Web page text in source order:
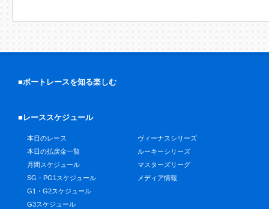
■ボートレースを知る楽しむ
■レーススケジュール
本日のレース
本日の払戻金一覧
月間スケジュール
SG・PG1スケジュール
G1・G2スケジュール
G3スケジュール
ヴィーナスシリーズ
ルーキーシリーズ
マスターズリーグ
メディア情報